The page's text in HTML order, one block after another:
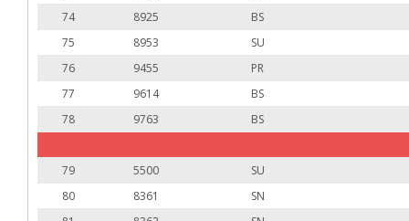
74
8925
BS
75
8953
SU
76
9455
PR
77
9614
BS
78
9763 BS
79 5500
SU
80
8361
SN